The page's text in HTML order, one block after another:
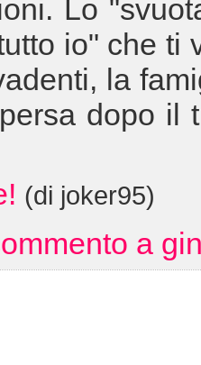
Lo
io" che ti
la
dopo il
(di joker95)
a